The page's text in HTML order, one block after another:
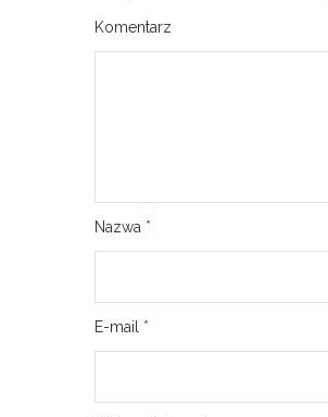
Komentarz
Nazwa *
E-mail *